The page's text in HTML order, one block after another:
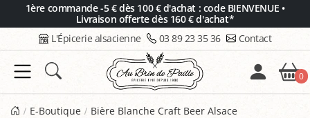
1ère commande -5 € dès 100 € d'achat : code BIENVENUE •
Livraison offerte dès 160 € d'achat*
L'Épicerie alsacienne 03 89 23 35 36 Contact
0
E-Boutique Bière Blanche Craft Beer Alsace
Panneau de gestion des cookies